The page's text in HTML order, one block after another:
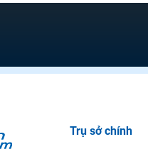
Trụ sở chính